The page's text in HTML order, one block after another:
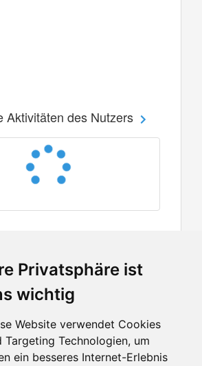
Privatsphäre ist
wichtig
Website verwendet Cookies
Targeting Technologien, um
ein besseres Internet-Erlebnis
Aktivitäten des Nutzers